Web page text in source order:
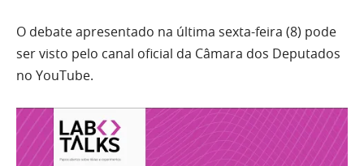
O debate apresentado na última sexta-feira (8) pode
ser visto pelo canal oficial da Câmara dos Deputados
no YouTube.